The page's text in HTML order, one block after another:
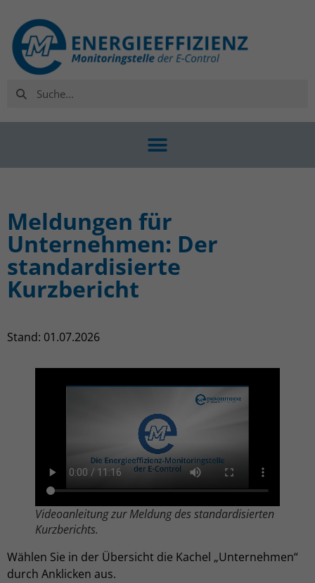
Meldungen für
Unternehmen: Der
standardisierte
Kurzbericht
Stand: 01.07.2026
Videoanleitung zur Meldung des standardisierten
Kurzberichts.
Wählen Sie in der Übersicht die Kachel „Unternehmen“
durch Anklicken aus.